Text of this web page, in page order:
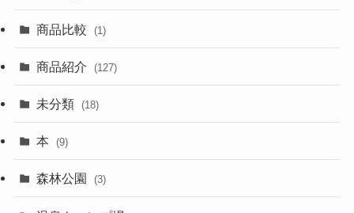
商品比較 (1)
商品紹介 (127)
未分類 (18)
本 (9)
森林公園 (3)